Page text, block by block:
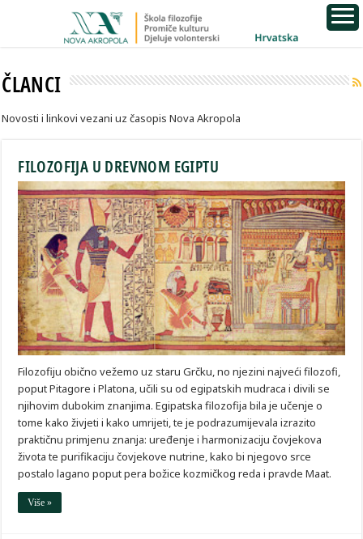
ČLANCI
Novosti i linkovi vezani uz časopis Nova Akropola
FILOZOFIJA U DREVNOM EGIPTU
Filozofiju obično vežemo uz staru Grčku, no njezini najveći filozofi,
poput Pitagore i Platona, učili su od egipatskih mudraca i divili se
njihovim dubokim znanjima. Egipatska filozofija bila je učenje o
tome kako živjeti i kako umrijeti, te je podrazumijevala izrazito
praktičnu primjenu znanja: uređenje i harmonizaciju čovjekova
života te purifikaciju čovjekove nutrine, kako bi njegovo srce
postalo lagano poput pera božice kozmičkog reda i pravde Maat.
Više »